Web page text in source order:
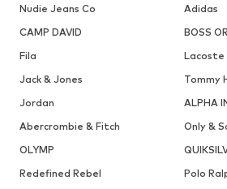
Nudie Jeans Co
Adidas
CAMP DAVID
BOSS
Fila
Lacoste
Jack & Jones
Tommy
Jordan
ALPHA
Abercrombie & Fitch
Only &
OLYMP
Redefined Rebel
Polo